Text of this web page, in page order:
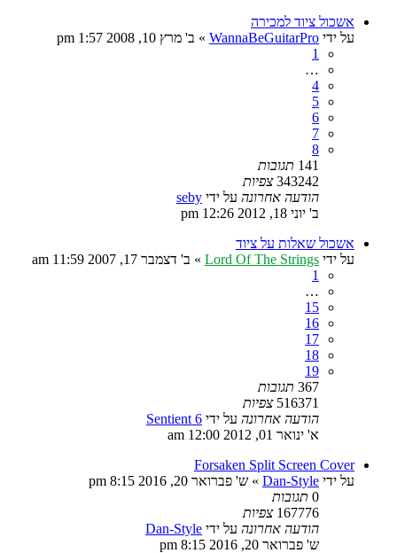
אשכול ציוד למכירה
על ידי WannaBeGuitarPro
» ב' מרץ 10, 2008 1:57 pm
1
…
4
5
6
7
8
141 תגובות
343242 צפיות
הודעה אחרונה על ידי seby
ב' יוני 18, 2012 12:26 pm
אשכול שאלות על ציוד
על ידי Lord Of The Strings
» ב' דצמבר 17, 2007 11:59 am
1
…
15
16
17
18
19
367 תגובות
516371 צפיות
הודעה אחרונה על ידי Sentient 6
א' ינואר 01, 2012 12:00 am
Forsaken Split Screen Cover
על ידי Dan-Style
» ש' פברואר 20, 2016 8:15 pm
0 תגובות
167776 צפיות
הודעה אחרונה על ידי Dan-Style
ש' פברואר 20, 2016 8:15 pm